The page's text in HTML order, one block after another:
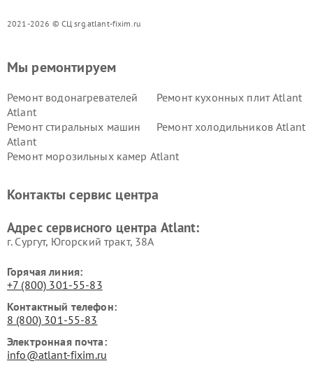
2021-2026 © СЦ srg.atlant-fixim.ru
Мы ремонтируем
Ремонт водонагревателей
Atlant
Ремонт кухонных плит Atlant
Ремонт стиральных машин
Atlant
Ремонт холодильников Atlant
Ремонт морозильных камер Atlant
Контакты сервис центра
Адрес сервисного центра Atlant:
г. Сургут, Югорский тракт, 38А
Горячая линия:
+7 (800) 301-55-83
Контактный телефон:
8 (800) 301-55-83
Электронная почта:
info@atlant-fixim.ru